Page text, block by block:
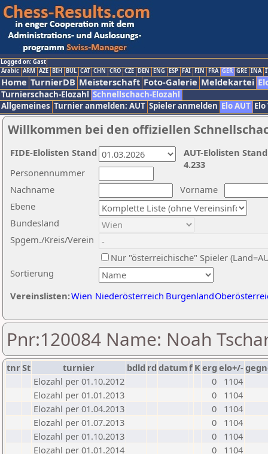
Logged on: Gast
Arabic ARM AZE BIH BUL CAT CHN CRO CZE DEN ENG ESP FAI FIN FRA GER GRE INA
Home TurnierDB Meisterschaft Foto-Galerie Meldekartei
Turnierschach-Elozahl Schnellschach-Elozahl
Allgemeines Turnier anmelden: AUT Spieler anmelden Elo AUT
Willkommen bei den offiziellen
Nachname
Vorname
Ebene
Sortierung
Personennummer
Bundesland
Spgem./Kreis/Verein
Nur "österreichische" Spieler
Vereinslisten:Wien Niederösterreich Burgenland
AUT-Elolisten
4.233
FIDE-Elolisten Stand
Pnr:120084 Name: Noah
tnrSt turnier bdld rd datumf Kerg elo+/-
Elozahl per 01.10.2012
0
1104
Elozahl per 01.01.2013
0
1104
Elozahl per 01.04.2013
0
1104
Elozahl per 01.07.2013
0
1104
Elozahl per 01.10.2013
0
1104
Elozahl per 01.01.2014
0
1104